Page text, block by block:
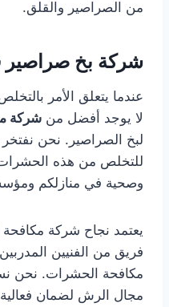
من الصراصير والقلق.
شركة بخ صراصير
عندما يتعلق الأمر
لا يوجد أفضل من شركة
لبخ الصراصير. نحن
للتخلص من هذه
وصحية في منازلكم
يعتمد نجاح شركة
فريق من الفنيين
مكافحة الحشرات. نحن
مجال الرش لضمان